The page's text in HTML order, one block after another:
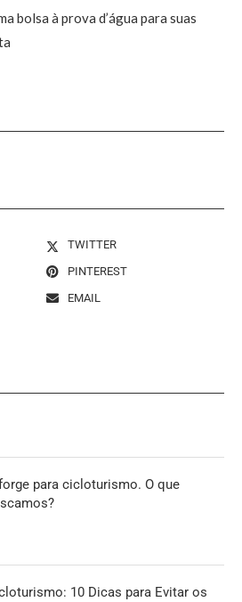
bolsa à prova d’água para suas
TWITTER
PINTEREST
EMAIL
para cicloturismo. O que
10 Dicas para Evitar os